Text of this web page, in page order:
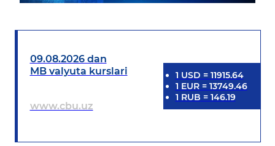
09.08.2026 dan
MB valyuta kurslari
www.cbu.uz
1 USD = 11915.64
1 EUR= 13749.46
1 RUB = 146.19